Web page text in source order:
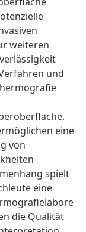
weiteren
und
eine
von
spielt
eine
die Qualität